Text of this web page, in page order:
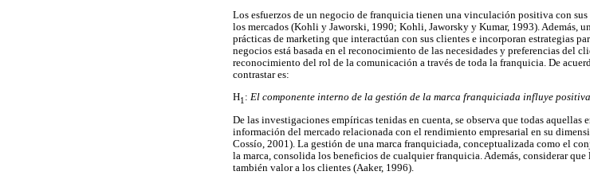
Los esfuerzos de un negocio de franquicia tienen una vinculación positiva con
los mercados (Kohli y Jaworski, 1990; Kohli, Jaworsky y Kumar, 1993). Además,
prácticas de marketing que interactúan con sus clientes e incorporan estrategias
negocios está basada en el reconocimiento de las necesidades y preferencias del
reconocimiento del rol de la comunicación a través de toda la franquicia. De
contrastar es:
H1 : El componente interno de la gestión de la marca franquiciada influye
De las investigaciones empíricas tenidas en cuenta, se observa que todas
información del mercado relacionada con el rendimiento empresarial en su
Cossío, 2001). La gestión de una marca franquiciada, conceptualizada como el
la marca, consolida los beneficios de cualquier franquicia. Además, considerar
también valor a los clientes (Aaker, 1996).